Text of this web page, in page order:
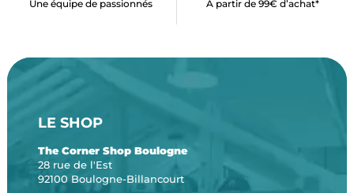
Une équipe de passionnés
À partir de 99€ d’achat*
LE SHOP
The Corner Shop Boulogne
28 rue de l'Est
92100 Boulogne-Billancourt